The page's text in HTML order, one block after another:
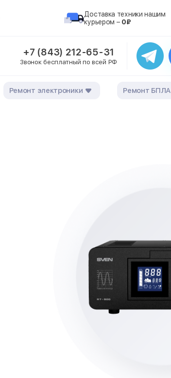
Доставка техники нашим
курьером – 0₽
+7 (843) 212-65-31
Звонок бесплатный по всей РФ
Ремонт электроники Ремонт БПЛА